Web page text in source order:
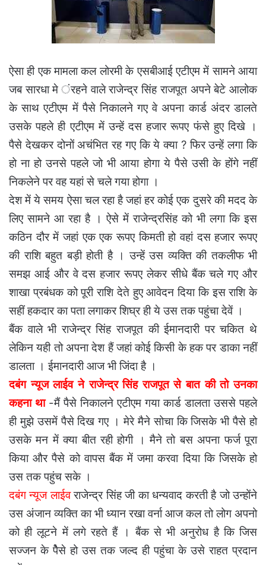
ऐसा ही एक मामला कल लोरमी के एसबीआई एटीएम में सामने आया
जब सारधा मे ंरहने वाले राजेन्द्र सिंह राजपूत अपने बेटे आलोक
के साथ एटीएम में पैसे निकालने गए वे अपना कार्ड अंदर डालते
उसके पहले ही एटीएम में उन्हें दस हजार रूपए फंसे हुए दिखे ।
पैसे देखकर दोनों अचंभित रह गए कि ये क्या ? फिर उन्हें लगा कि
हो ना हो उनसे पहले जो भी आया होगा ये पैसे उसी के होंगे नहीं
निकलेने पर वह यहां से चले गया होगा ।
देश में ये समय ऐसा चल रहा है जहां हर कोई एक दुसरे की मदद के
लिए सामने आ रहा है । ऐसे में राजेन्द्रसिंह को भी लगा कि इस
कठिन दौर में जहां एक एक रूपए किमती हो वहां दस हजार रूपए
की राशि बहुत बड़ी होती है । उन्हें उस व्यक्ति की तकलीफ भी
समझ आई और वे दस हजार रूपए लेकर सीधे बैंक चले गए और
शाखा प्रबंधक को पूरी राशि देते हुए आवेदन दिया कि इस राशि के
सहीं हकदार का पता लगाकर शिघ्र ही ये उस तक पहुंचा देवें ।
बैंक वाले भी राजेन्द्र सिंह राजपूत की ईमानदारी पर चकित थे
लेकिन यही तो अपना देश हैं जहां कोई किसी के हक पर डाका नहीं
डालता । ईमानदारी आज भी जिंदा है ।
दबंग न्यूज लाईव ने राजेन्द्र सिंह राजपूत से बात की तो उनका
कहना था-मैं पैसे निकालने एटीएम गया कार्ड डालता उससे पहले
ही मुझे उसमें पैसे दिख गए । मेरे मैने सोचा कि जिसके भी पैसे हो
उसके मन में क्या बीत रही होगी । मैने तो बस अपना फर्ज पूरा
किया और पैसे को वापस बैंक में जमा करवा दिया कि जिसके हो
उस तक पहुंच सके ।
दबंग न्यूज लाईवराजेन्द्र सिंह जी का धन्यवाद करती है जो उन्होंने
उस अंजान व्यक्ति का भी ध्यान रखा वर्ना आज कल तो लोग अपनो
को ही लूटने में लगे रहते हैं । बैंक से भी अनुरोध है कि जिस
सज्जन के पेैसे हो उस तक जल्द ही पहुंचा के उसे राहत प्रदान